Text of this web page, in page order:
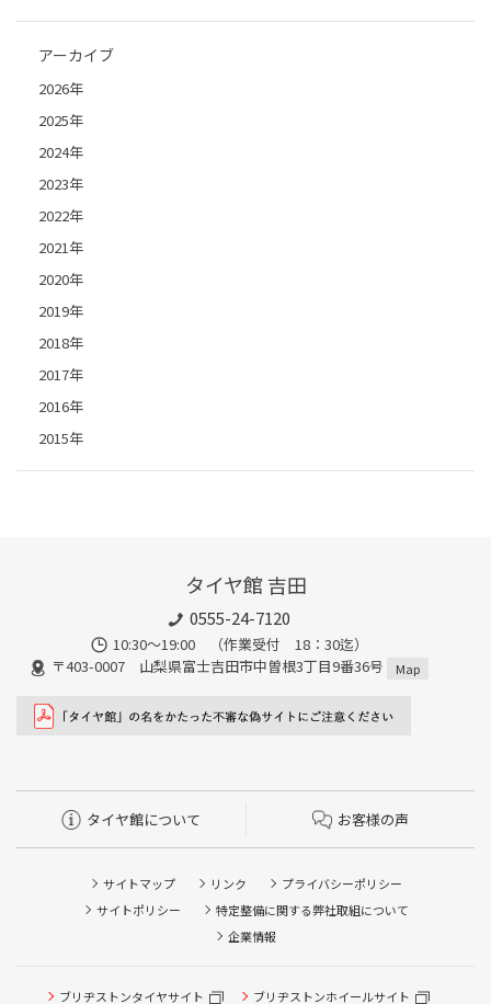
アーカイブ
2026年
2025年
2024年
2023年
2022年
2021年
2020年
2019年
2018年
2017年
2016年
2015年
タイヤ館 吉田
0555-24-7120
10:30～19:00 （作業受付 18：30迄）
〒403-0007 山梨県富士吉田市中曽根3丁目9番36号
Map
タイヤ館について お客様の声
サイトマップ リンク
プライバシーポリシー
サイトポリシー
特定整備に関する弊社取組について
企業情報
ブリヂストンタイヤサイト ブリヂストンホイールサイト
タイヤ点検・安全点検/タイヤ履き替え/オイル交換/その他